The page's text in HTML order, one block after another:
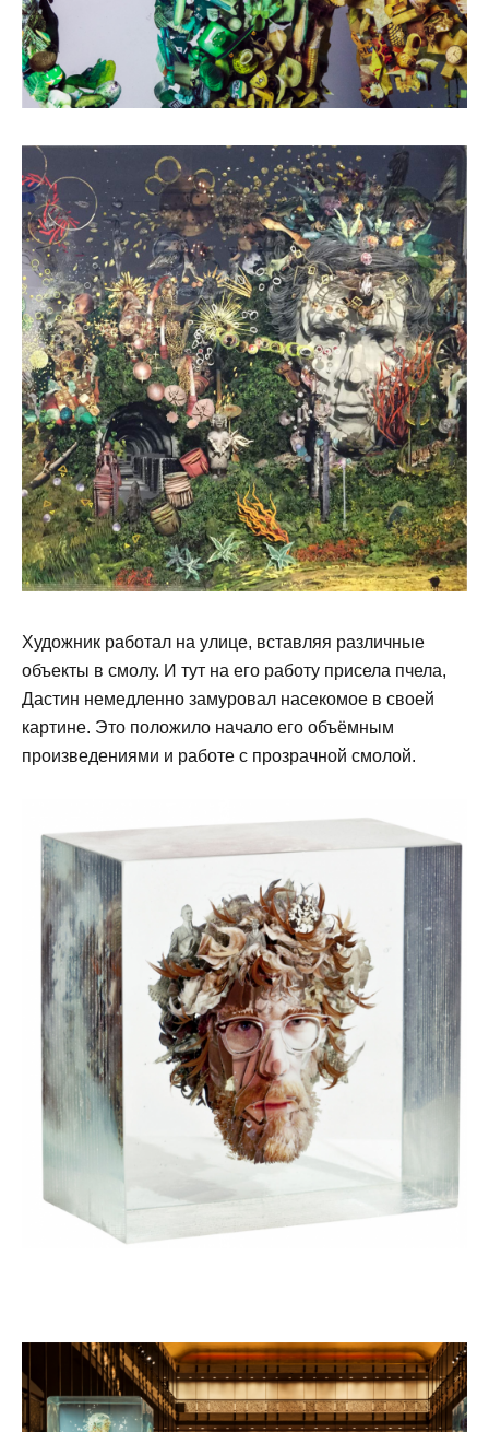
Художник работал на улице, вставляя различные
объекты в смолу. И тут на его работу присела пчела,
Дастин немедленно замуровал насекомое в своей
картине. Это положило начало его объёмным
произведениями и работе с прозрачной смолой.